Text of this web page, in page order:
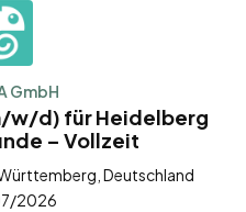
GmbH
w/d) für Heidelberg
– Vollzeit
Deutschland
2026